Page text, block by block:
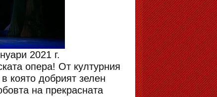
2021 г.
опера! От културния
която добрият зелен
на прекрасната